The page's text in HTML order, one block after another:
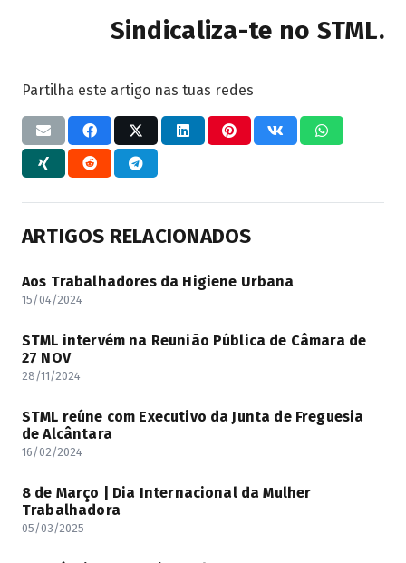
Sindicaliza-te no STML.
Partilha este artigo nas tuas redes
ARTIGOS RELACIONADOS
Aos Trabalhadores da Higiene Urbana
15/04/2024
STML intervém na Reunião Pública de Câmara de
27 NOV
28/11/2024
STML reúne com Executivo da Junta de Freguesia
de Alcântara
16/02/2024
8 de Março | Dia Internacional da Mulher
Trabalhadora
05/03/2025